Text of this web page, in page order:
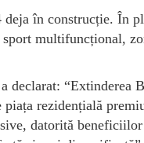
în construcție. În
multifuncțional,
“Extinderea
rezidențială
datorită beneficiilor